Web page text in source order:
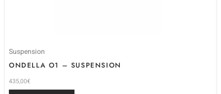
Suspension
ONDELLA O1 – SUSPENSION
435,00€